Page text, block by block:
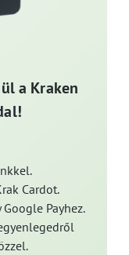
a Kraken
Cardot.
Payhez.